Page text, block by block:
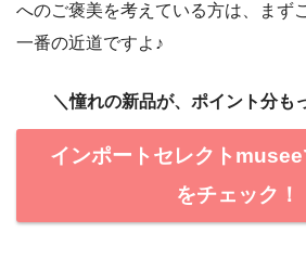
へのご褒美を考えている方は、まず
一番の近道ですよ♪
＼憧れの新品が、ポイント分も
インポートセレクト
をチェック！